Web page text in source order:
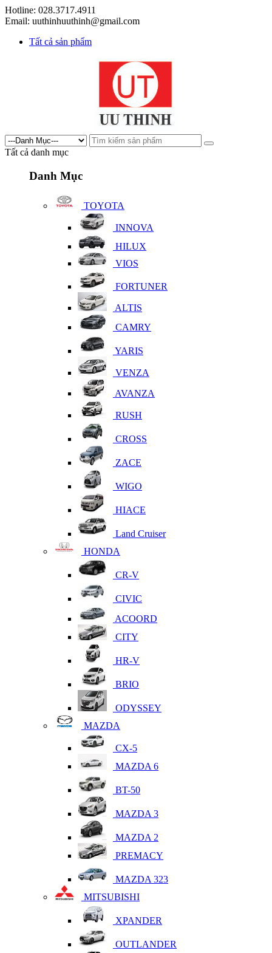
Hotline: 028.3717.4911
Email: uuthinhuuthinh@gmail.com
Tất cả sản phẩm
Tất cả danh mục
Danh Mục
TOYOTA
INNOVA
HILUX
VIOS
FORTUNER
ALTIS
CAMRY
YARIS
VENZA
AVANZA
RUSH
CROSS
ZACE
WIGO
HIACE
Land Cruiser
HONDA
CR-V
CIVIC
ACOORD
CITY
HR-V
BRIO
ODYSSEY
MAZDA
CX-5
MAZDA 6
BT-50
MAZDA 3
MAZDA 2
PREMACY
MAZDA 323
MITSUBISHI
XPANDER
OUTLANDER